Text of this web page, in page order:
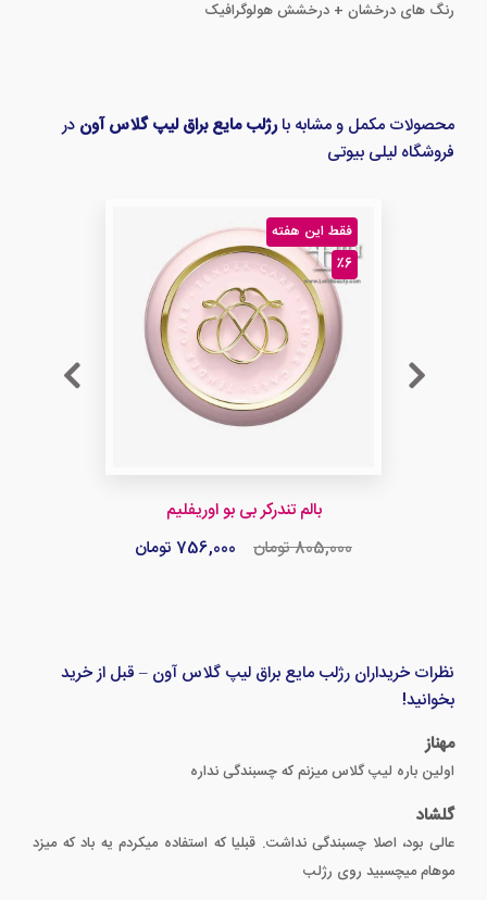
رنگ های درخشان + درخشش هولوگرافیک
محصولات مکمل و مشابه بارژلب مایع براق لیپ گلاس آون در
فروشگاه لیلی بیوتی
فقط این هفته
٪6
بالم تندرکر بی بو اوریفلیم
805,000 تومان
756,000 تومان
نظرات خریداران رژلب مایع براق لیپ گلاس آون – قبل از خرید
بخوانید!
مهناز
اولین باره لیپ گلاس میزنم که چسبندگی نداره
گلشاد
عالی بود، اصلا چسبندگی نداشت. قبلیا که استفاده میکردم یه باد که میزد
موهام میچسبید روی رژلب